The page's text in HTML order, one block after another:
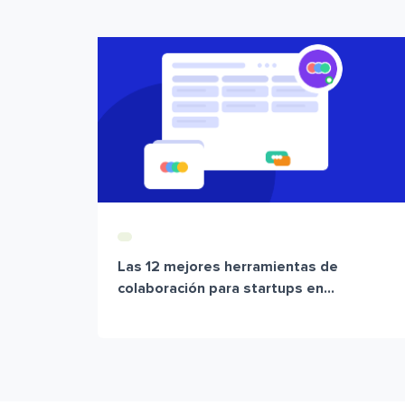
Las 12 mejores herramientas de
colaboración para startups en...